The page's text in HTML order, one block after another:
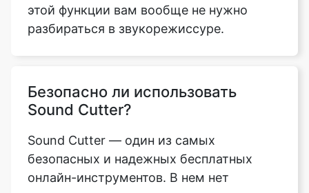
Безопасно ли использовать
безопасных и надежных бесплатных
онлайн-инструментов. В нем нет
вредоносных ссылок или
нежелательной рекламы. Он абсолютно
безотказен и отлично справляется со